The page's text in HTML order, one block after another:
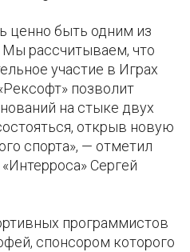
ценно быть одним из
Мы рассчитываем, что
участие в Играх
позволит
на стыке двух
открыв новую
спорта», — отметил
Сергей
программистов
спонсором которого